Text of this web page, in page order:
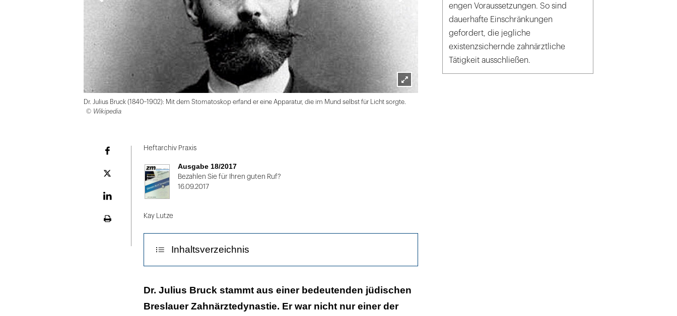
Lightbox
öffnen
Dr. Julius Bruck (1840–1902): Mit dem Stomatoskop erfand er eine Apparatur, die im Mund selbst für Licht sorgte.
© Wikipedia
Plattform
Heftarchiv Praxis
Ausgabe 18/2017
Bezahlen Sie für Ihren guten Ruf?
16.09.2017
Kay Lutze
Inhaltsverzeichnis
Gelehrt wurde anfangs in den eigenen vier Wänden
Direktor seines Instituts wurde ein anderer
Dr. Julius Bruck stammt aus einer bedeutenden jüdischen
Breslauer Zahnärztedynastie. Er war nicht nur einer der
engen Voraussetzungen. So sind
dauerhafte Einschränkungen
gefordert, die jegliche
existenzsichernde zahnärztliche
Tätigkeit ausschließen.